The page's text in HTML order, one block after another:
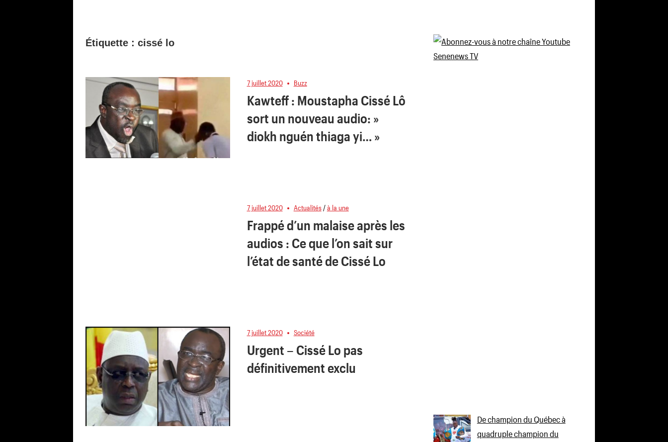
Étiquette : cissé lo
7 juillet 2020 Buzz
Kawteff : Moustapha Cissé Lô
sort un nouveau audio: »
diokh nguén thiaga yi… »
7 juillet 2020 Actualités/à la une
Frappé d’un malaise après les
audios : Ce que l’on sait sur
l’état de santé de Cissé Lo
7 juillet 2020 Société
Urgent – Cissé Lo pas
définitivement exclu
De champion du Québec à
quadruple champion du